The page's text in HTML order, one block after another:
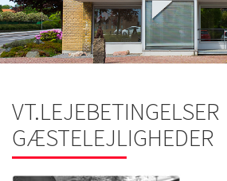
VT.LEJEBETINGELSER
GÆSTELEJLIGHEDER